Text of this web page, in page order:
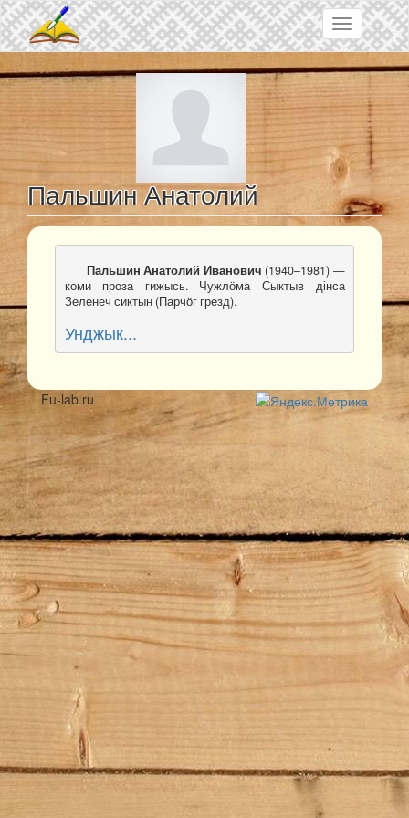
Skip to main content
Toggle
navigation
Пальшин Анатолий
Пальшин Анатолий Иванович (1940–1981) —
коми проза гижысь. Чужлӧма Сыктыв дінса
Зеленеч сиктын (Парчӧг грезд).
Унджык...
Fu-lab.ru